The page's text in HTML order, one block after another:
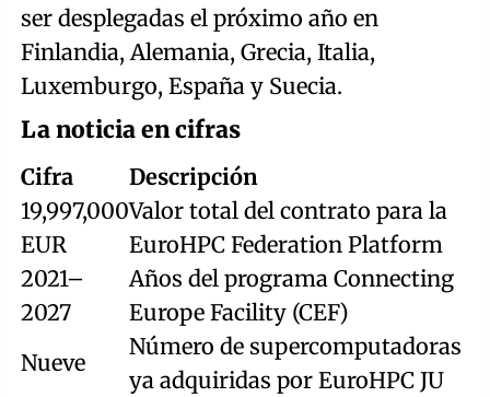
ser desplegadas el próximo año en
Finlandia, Alemania, Grecia, Italia,
Luxemburgo, España y Suecia.
La noticia en cifras
Cifra
Descripción
19,997,000
EUR
Valor total del contrato para la
EuroHPC Federation Platform
2021–
2027
Años del programa Connecting
Europe Facility (CEF)
Nueve
Número de supercomputadoras
ya adquiridas por EuroHPC JU